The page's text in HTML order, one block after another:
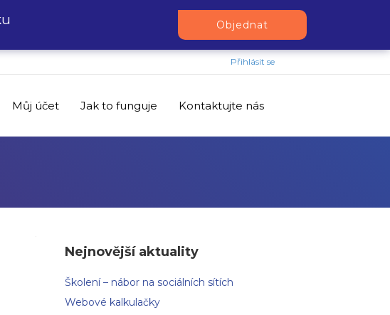
Přihlásit se
Můj účet Jak to funguje Kontaktujte nás
Nejnovější aktuality
Školení – nábor na sociálních sítích
Webové kalkulačky
Objednat